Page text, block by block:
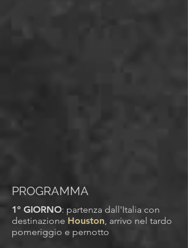
PROGRAMMA
1° GIORNO: partenza dall'Italia con
destinazione Houston, arrivo nel tardo
pomeriggio e pernotto